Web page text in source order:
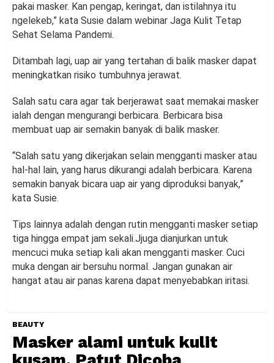
pakai masker. Kan pengap, keringat, dan istilahnya itu
ngelekeb,” kata Susie dalam webinar Jaga Kulit Tetap
Sehat Selama Pandemi.
Ditambah lagi, uap air yang tertahan di balik masker dapat
meningkatkan risiko tumbuhnya jerawat.
Salah satu cara agar tak berjerawat saat memakai masker
ialah dengan mengurangi berbicara. Berbicara bisa
membuat uap air semakin banyak di balik masker.
“Salah satu yang dikerjakan selain mengganti masker atau
hal-hal lain, yang harus dikurangi adalah berbicara. Karena
semakin banyak bicara uap air yang diproduksi banyak,”
kata Susie.
Tips lainnya adalah dengan rutin mengganti masker setiap
tiga hingga empat jam sekali.Jjuga dianjurkan untuk
mencuci muka setiap kali akan mengganti masker. Cuci
muka dengan air bersuhu normal. Jangan gunakan air
hangat atau air panas karena dapat menyebabkan iritasi.
BEAUTY
Masker alami untuk kulit